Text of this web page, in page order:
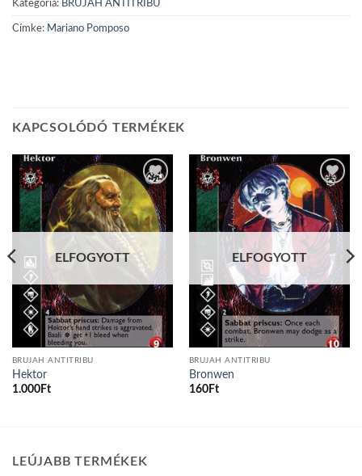
Kategória: BRUJAH ANTITRIBU
Címke: Mariano Pomposo
KAPCSOLÓDÓ TERMÉKEK
Add to
wishlist
ELFOGYOTT
BRUJAH ANTITRIBU
Hektor
1.000Ft
Add to
wishlist
ELFOGYOTT
BRUJAH ANTITRIBU
Bronwen
160Ft
LEÚJABB TERMÉKEK